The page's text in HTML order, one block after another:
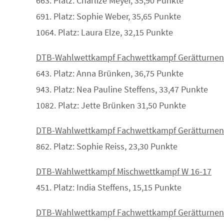
691. Platz: Sophie Weber, 35,65 Punkte
1064. Platz: Laura Elze, 32,15 Punkte
DTB-Wahlwettkampf Fachwettkampf
643. Platz: Anna Brünken, 36,75 Punkte
943. Platz: Nea Pauline Steffens, 33,47 Punkte
1082. Platz: Jette Brünken 31,50 Punkte
DTB-Wahlwettkampf Fachwettkampf
862. Platz: Sophie Reiss, 23,30 Punkte
DTB-Wahlwettkampf Mischwettkampf W 16-17
451. Platz: India Steffens, 15,15 Punkte
DTB-Wahlwettkampf Fachwettkampf